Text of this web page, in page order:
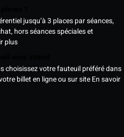
jusqu’à 3 places par séances,
hors séances spéciales et
plus
choisissez votre fauteuil préféré dans
billet en ligne ou sur siteEn savoir